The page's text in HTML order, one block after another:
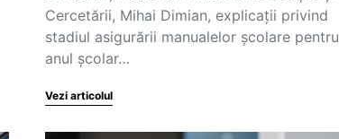
Cercetării, Mihai Dimian, explicații privind
stadiul asigurării manualelor școlare pentru
anul școlar…
Vezi articolul